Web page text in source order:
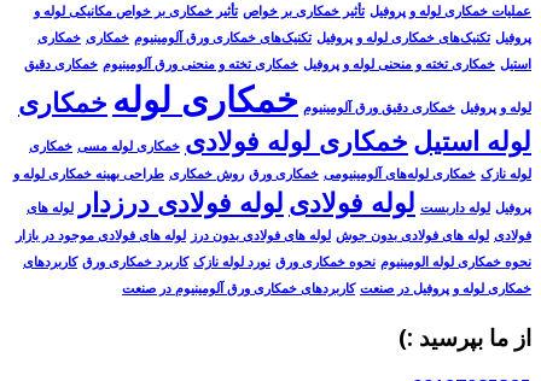
عملیات خمکاری لوله و پروفیل تأثیر خمکاری بر خواص تأثیر خمکاری بر خواص مکانیکی لوله و
پروفیل تکنیک‌های خمکاری لوله و پروفیل تکنیک‌های خمکاری ورق آلومینیوم خمکاری خمکاری
استیل خمکاری تخته و منحنی لوله و پروفیل خمکاری تخته و منحنی ورق آلومینیوم خمکاری دقیق
لوله و پروفیل خمکاری دقیق ورق آلومینیوم خمکاری لوله خمکاری
لوله استیل خمکاری لوله فولادی خمکاری لوله مسی خمکاری
لوله نازک خمکاری لوله‌های آلومینیومی خمکاری ورق روش خمکاری طراحی بهینه خمکاری لوله و
پروفیل لوله داربست لوله فولادی لوله فولادی درزدار
لوله های
فولادی لوله های فولادی بدون جوش لوله های فولادی بدون درز لوله های فولادی موجود در بازار
نحوه خمکاری لوله الومینیوم نحوه خمکاری ورق نورد لوله نازک کاربرد خمکاری ورق کاربردهای
خمکاری لوله و پروفیل در صنعت کاربردهای خمکاری ورق آلومینیوم در صنعت
از ما بپرسید :)